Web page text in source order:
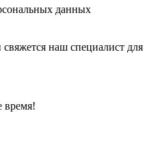
данных
наш специалист для
время!